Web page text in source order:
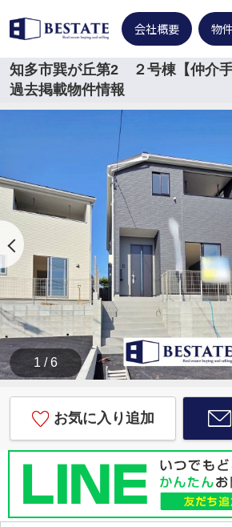
会社概要 物
知多市巽が丘第2 ２号棟【仲介
過去掲載物件情報
1 / 6
お気に入り追加